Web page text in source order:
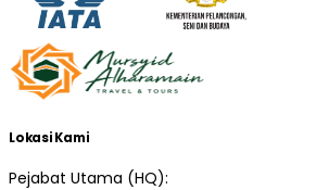
Lokasi Kami
Pejabat Utama (HQ):